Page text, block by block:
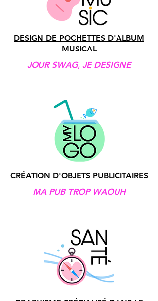
DESIGN DE POCHETTES D'ALBUM
MUSICAL
JOUR SWAG, JE DESIGNE
CRÉATION D'OBJETS PUBLICITAIRES
MA PUB TROP WAOUH